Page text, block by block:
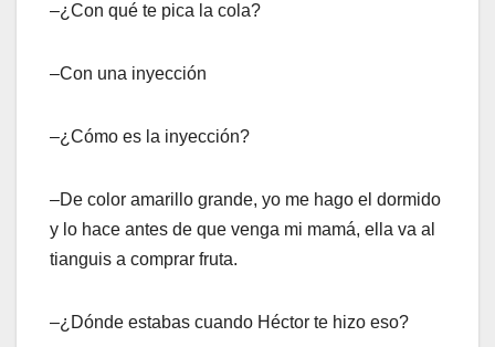
–¿Con qué te pica la cola?
–Con una inyección
–¿Cómo es la inyección?
–De color amarillo grande, yo me hago el dormido
y lo hace antes de que venga mi mamá, ella va al
tianguis a comprar fruta.
–¿Dónde estabas cuando Héctor te hizo eso?